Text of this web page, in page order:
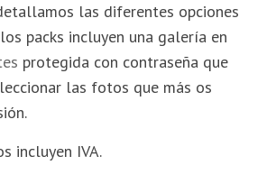
las diferentes opciones
packs incluyen una galería en
protegida con contraseña que
las fotos que más os
incluyen IVA.